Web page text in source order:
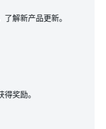
解新产品更新。
奖励。